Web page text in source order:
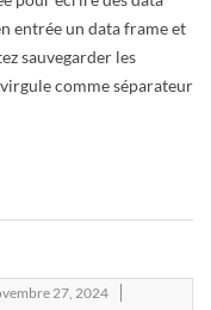
entrée un data frame et
sauvegarder les
comme séparateur
27, 2024